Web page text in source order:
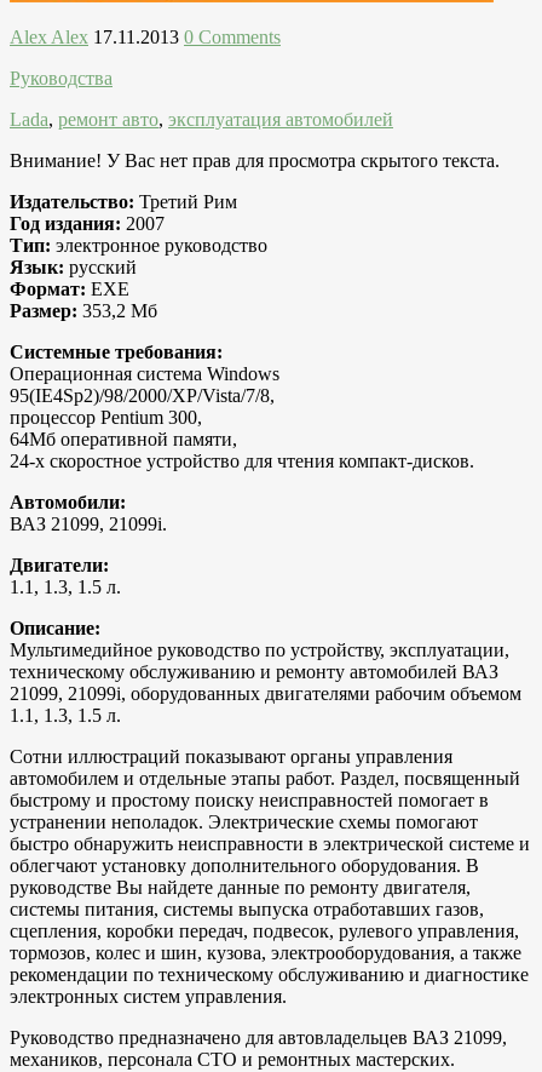
Alex Alex 17.11.2013 0 Comments
Руководства
Lada, ремонт авто, эксплуатация автомобилей
Внимание! У Вас нет прав для просмотра скрытого текста.
Издательство: Третий Рим
Год издания: 2007
Тип: электронное руководство
Язык: русский
Формат: EXE
Размер: 353,2 Мб
Системные требования:
Операционная система Windows
95(IE4Sp2)/98/2000/XP/Vista/7/8,
процессор Pentium 300,
64Мб оперативной памяти,
24-х скоростное устройство для чтения компакт-дисков.
Автомобили:
ВАЗ 21099, 21099i.
Двигатели:
1.1, 1.3, 1.5 л.
Описание:
Мультимедийное руководство по устройству, эксплуатации,
техническому обслуживанию и ремонту автомобилей ВАЗ
21099, 21099i, оборудованных двигателями рабочим объемом
1.1, 1.3, 1.5 л.
Сотни иллюстраций показывают органы управления
автомобилем и отдельные этапы работ. Раздел, посвященный
быстрому и простому поиску неисправностей помогает в
устранении неполадок. Электрические схемы помогают
быстро обнаружить неисправности в электрической системе и
облегчают установку дополнительного оборудования. В
руководстве Вы найдете данные по ремонту двигателя,
системы питания, системы выпуска отработавших газов,
сцепления, коробки передач, подвесок, рулевого управления,
тормозов, колес и шин, кузова, электрооборудования, а также
рекомендации по техническому обслуживанию и диагностике
электронных систем управления.
Руководство предназначено для автовладельцев ВАЗ 21099,
механиков, персонала СТО и ремонтных мастерских.